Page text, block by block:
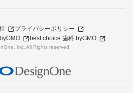
プライバシーポリシー
best choice 歯科 byGMO
Inc. All Rights reserved.